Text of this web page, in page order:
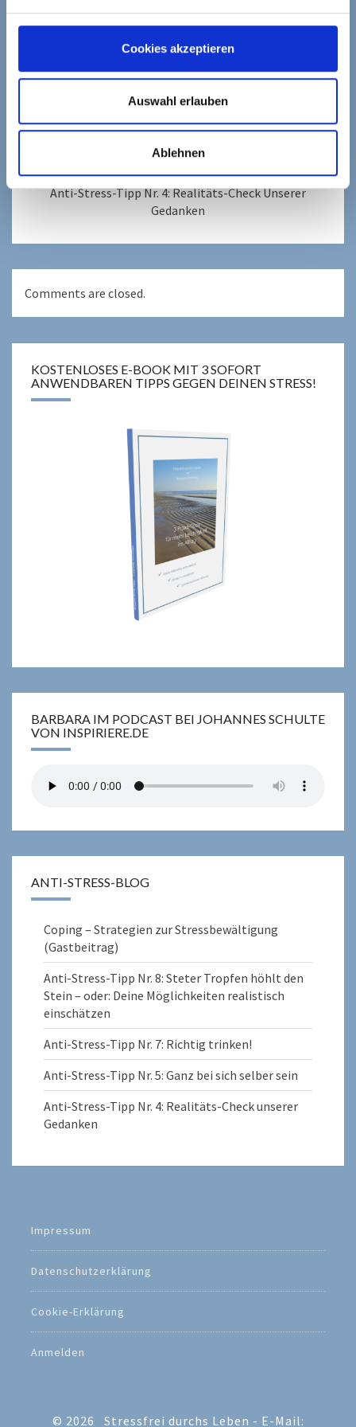
Cookies akzeptieren
Auswahl erlauben
Ablehnen
Achtsamkeit,Energie,Entscheidung,
Anti-Stress-Tipp Nr. 7: Richtig Trinken!
PREVIOUS
Anti-Stress-Tipp Nr. 4: Realitäts-Check Unserer
Gedanken
Comments are closed.
KOSTENLOSES E-BOOK MIT 3 SOFORT
ANWENDBAREN TIPPS GEGEN DEINEN STRESS!
BARBARA IM PODCAST BEI JOHANNES SCHULTE
VON INSPIRIERE.DE
ANTI-STRESS-BLOG
Coping – Strategien zur Stressbewältigung
(Gastbeitrag)
Anti-Stress-Tipp Nr. 8: Steter Tropfen höhlt den
Stein – oder: Deine Möglichkeiten realistisch
einschätzen
Anti-Stress-Tipp Nr. 7: Richtig trinken!
Anti-Stress-Tipp Nr. 5: Ganz bei sich selber sein
Anti-Stress-Tipp Nr. 4: Realitäts-Check unserer
Gedanken
Impressum
Datenschutzerklärung
Cookie-Erklärung
Anmelden
© 2026 Stressfrei durchs Leben - E-Mail: